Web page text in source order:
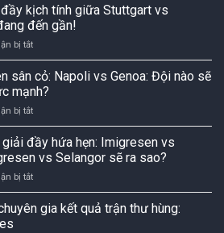
Quốc
vs
chiến
này?
U21
Andorra
U21
Kazakhstan:
Đội
nào
ấn?
chiến
giữa
các
tài
năng
trẻ:
Belarus
vs
Na
Uy
U17:
sáng?
kịch tính giữa Stuttgart vs
đến gần!
bị tắtở
Cuộc
đối
đầu
đầy
kịch
tính
giữa
Stuttgart
Heidenheim:
đang
đến
sân cỏ: Napoli vs Genoa: Đội nào sẽ
mạnh?
bị tắtở
Cuộc
chiến
trên
sân
cỏ:
Napoli
vs
đầy hứa hẹn: Imigresen vs
vs Selangor sẽ ra sao?
bị tắtở
Khởi
đầu
mùa
gia kết quả trận thư hùng: